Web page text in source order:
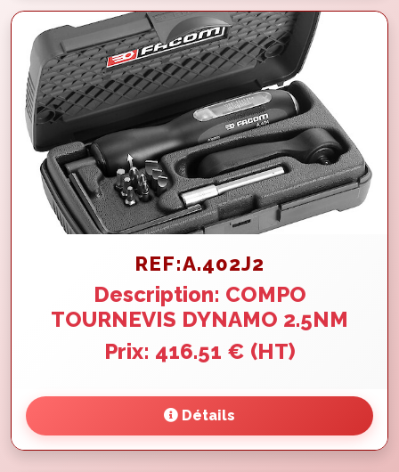
REF:A.402J2
Description: COMPO
TOURNEVIS DYNAMO 2.5NM
Prix: 416.51 € (HT)
Détails